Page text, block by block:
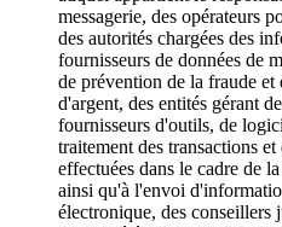
messagerie, des opérateurs
des autorités chargées des
fournisseurs de données de
de prévention de la fraude
d'argent, des entités gérant
fournisseurs d'outils, de
traitement des transactions
effectuées dans le cadre de
ainsi qu'à l'envoi
électronique, des conseillers